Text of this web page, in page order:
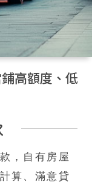
高額度、低
，自有房屋
算、滿意貸